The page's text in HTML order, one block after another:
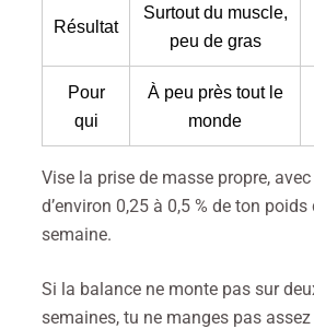
Résultat
Surtout du muscle,
peu de gras
Pour
qui
À peu près tout le
monde
Vise la prise de masse propre,
d’environ 0,25 à 0,5 % de ton
semaine.
Si la balance ne monte pas sur
semaines, tu ne manges pas